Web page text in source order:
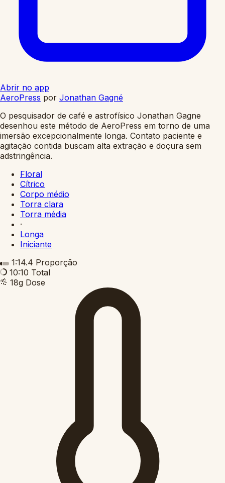
Abrir no app
AeroPress por Jonathan Gagné
O pesquisador de café e astrofísico Jonathan Gagne
desenhou este método de AeroPress em torno de uma
imersão excepcionalmente longa. Contato paciente e
agitação contida buscam alta extração e doçura sem
adstringência.
Floral
Cítrico
Corpo médio
Torra clara
Torra média
·
Longa
Iniciante
1:14.4 Proporção
10:10 Total
18g Dose